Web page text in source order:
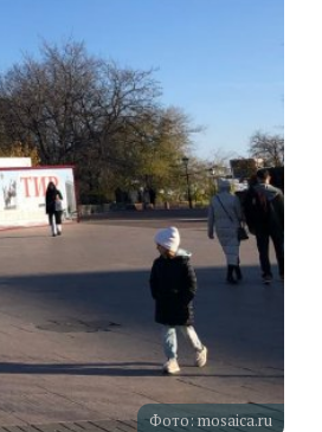
Фото: mosaica.ru